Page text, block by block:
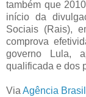
também que
início da
Sociais (Rais),
comprova
governo Lula,
qualificada e dos
Via Agência Brasil